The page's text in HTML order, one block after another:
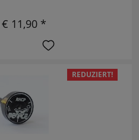
€ 11,90 *
REDUZIERT!